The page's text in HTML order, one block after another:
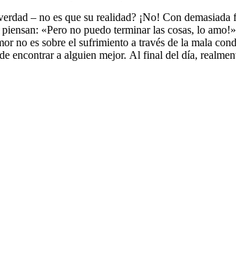
– no es que su realidad? ¡No! Con demasiada
«Pero no puedo terminar las cosas, lo
no es sobre el sufrimiento a través de la mala
encontrar a alguien mejor. Al final del día,